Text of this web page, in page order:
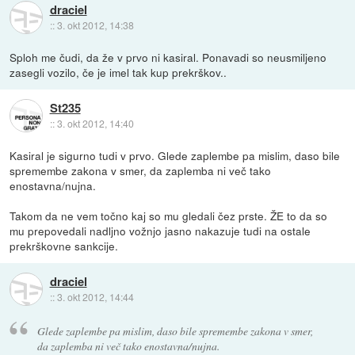
draciel
::3. okt 2012, 14:38
Sploh me čudi, da že v prvo ni kasiral. Ponavadi so neusmiljeno
zasegli vozilo, če je imel tak kup prekrškov..
St235
::3. okt 2012, 14:40
Kasiral je sigurno tudi v prvo. Glede zaplembe pa mislim, daso bile
spremembe zakona v smer, da zaplemba ni več tako
enostavna/nujna.
Takom da ne vem točno kaj so mu gledali čez prste. ŽE to da so
mu prepovedali nadljno vožnjo jasno nakazuje tudi na ostale
prekrškovne sankcije.
draciel
::3. okt 2012, 14:44
Glede zaplembe pa mislim, daso bile spremembe zakona v smer,
da zaplemba ni več tako enostavna/nujna.